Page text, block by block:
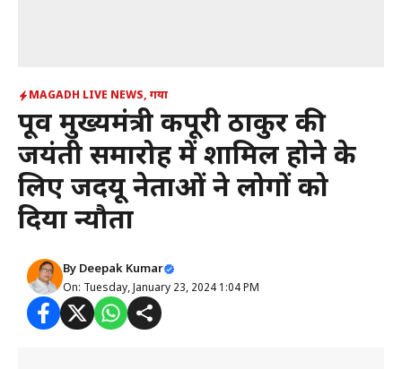
MAGADH LIVE NEWS, गया
पूर्व मुख्यमंत्री कर्पूरी ठाकुर की
जयंती समारोह में शामिल होने के
लिए जदयू नेताओं ने लोगों को
दिया न्यौता
By Deepak Kumar
On: Tuesday, January 23, 2024 1:04 PM